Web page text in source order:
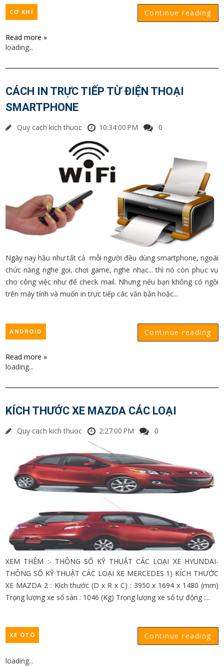
Continue reading
CƠ KHÍ
Read more »
loading...
CÁCH IN TRỰC TIẾP TỪ ĐIỆN THOẠI
SMARTPHONE
Quy cach kich thuoc 10:34:00 PM 0
Ngày nay hầu như tất cả mỗi người đều dùng smartphone, ngoài
chức năng nghe gọi, chơi game, nghe nhạc... thì nó còn phục vụ
cho công việc như để check mail. Nhưng nếu bạn không có ngồi
trên máy tính và muốn in trực tiếp các văn bản hoặc...
Continue reading
ANDROID
Read more »
loading...
KÍCH THƯỚC XE MAZDA CÁC LOẠI
Quy cach kich thuoc 2:27:00 PM 0
XEM THÊM :- THÔNG SỐ KỸ THUẬT CÁC LOẠI XE HYUNDAI-
THÔNG SỐ KỸ THUẬT CÁC LOẠI XE MERCEDES 1) KÍCH THƯỚC
XE MAZDA 2 : Kích thước (D x R x C) : 3950 x 1694 x 1480 (mm)
Trọng lượng xe số sàn : 1046 (Kg) Trọng lượng xe số tự động :...
Continue reading
XE ÔTÔ
loading...